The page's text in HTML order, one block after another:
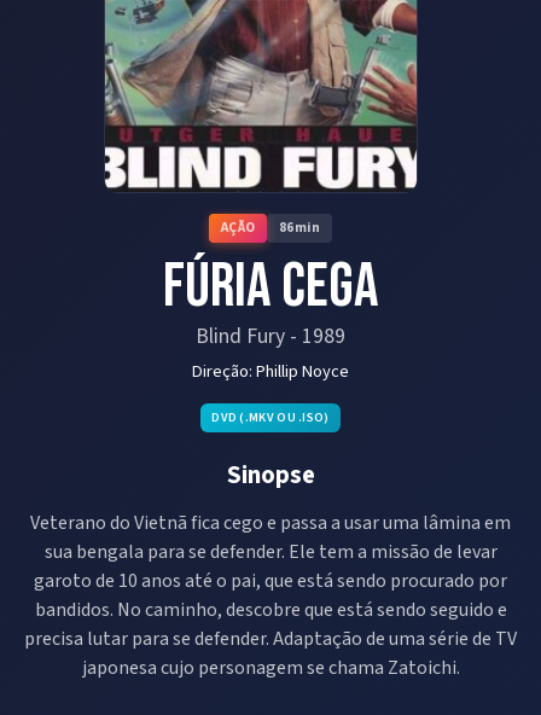
AÇÃO 86min
Fúria Cega
Blind Fury - 1989
Direção:Phillip Noyce
DVD (.MKV OU .ISO)
Sinopse
Veterano do Vietnã fica cego e passa a usar uma lâmina em
sua bengala para se defender. Ele tem a missão de levar
garoto de 10 anos até o pai, que está sendo procurado por
bandidos. No caminho, descobre que está sendo seguido e
precisa lutar para se defender. Adaptação de uma série de TV
japonesa cujo personagem se chama Zatoichi.